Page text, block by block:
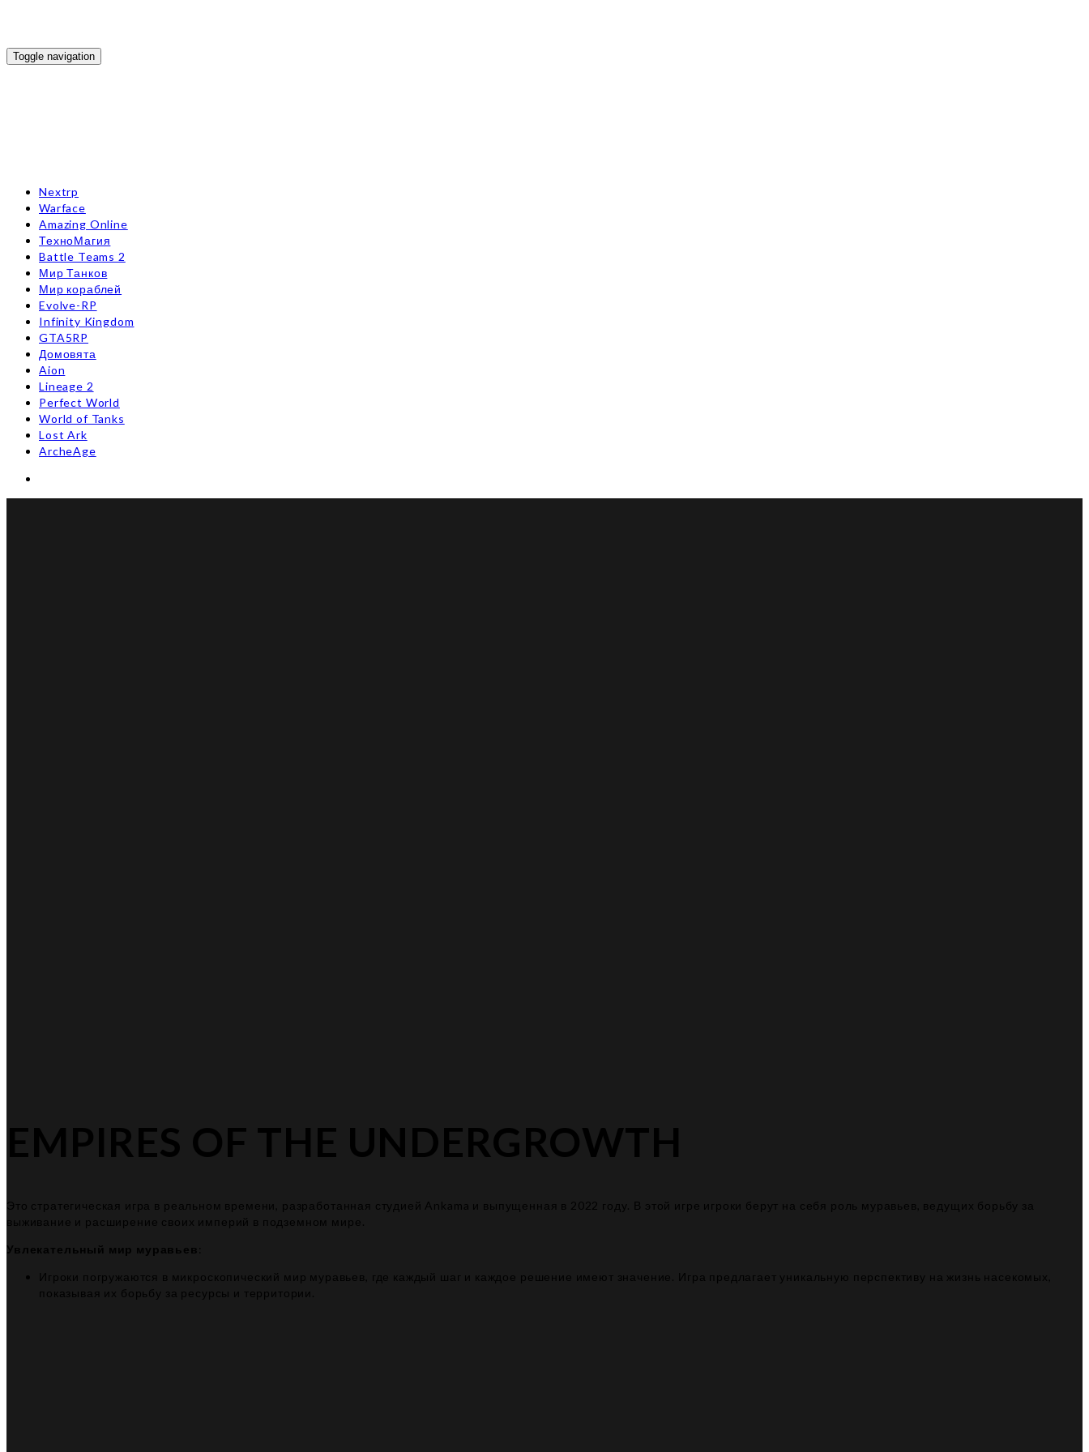
Toggle navigation
Nextrp
Warface
Amazing Online
ТехноМагия
Battle Teams 2
Мир Танков
Мир кораблей
Evolve-RP
Infinity Kingdom
GTA5RP
Домовята
Aion
Lineage 2
Perfect World
World of Tanks
Lost Ark
ArcheAge
EMPIRES OF THE UNDERGROWTH
Это стратегическая игра в реальном времени, разработанная студией Ankama и выпущенная в 2022 году. В этой игре игроки берут на себя роль муравьев, ведущих борьбу за
выживание и расширение своих империй в подземном мире.
Увлекательный мир муравьев
Игроки погружаются в микроскопический мир муравьев, где каждый шаг и каждое решение имеют значение. Игра предлагает уникальную перспективу на жизнь насекомых,
показывая их борьбу за ресурсы и территории.